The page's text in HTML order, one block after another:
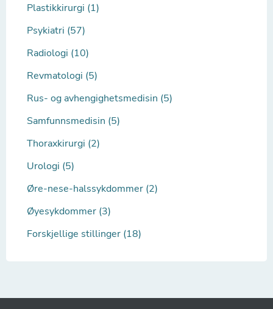
Plastikkirurgi (1)
Psykiatri (57)
Radiologi (10)
Revmatologi (5)
Rus- og avhengighetsmedisin (5)
Samfunnsmedisin (5)
Thoraxkirurgi (2)
Urologi (5)
Øre-nese-halssykdommer (2)
Øyesykdommer (3)
Forskjellige stillinger (18)